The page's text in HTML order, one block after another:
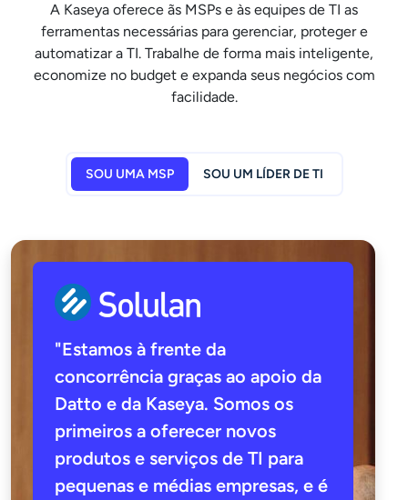
A Kaseya oferece ãs MSPs e às equipes de TI as
ferramentas necessárias para gerenciar, proteger e
automatizar a TI. Trabalhe de forma mais inteligente,
economize no budget e expanda seus negócios com
facilidade.
SOU UMA MSP SOU UM LÍDER DE TI
"Estamos à frente da
concorrência graças ao apoio da
Datto e da Kaseya. Somos os
primeiros a oferecer novos
produtos e serviços de TI para
pequenas e médias empresas, e é